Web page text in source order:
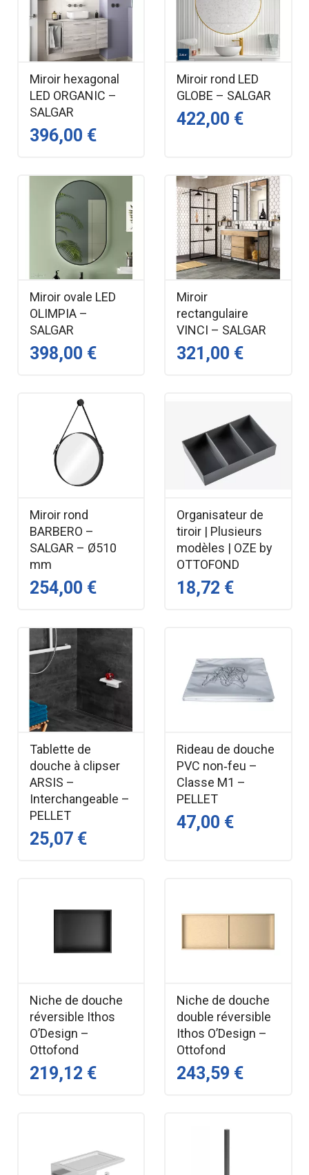
Miroir hexagonal
LED ORGANIC –
SALGAR
396,00 €
Miroir rond LED
GLOBE – SALGAR
422,00 €
Miroir ovale LED
OLIMPIA –
SALGAR
398,00 €
Miroir
rectangulaire
VINCI – SALGAR
321,00 €
Miroir rond
BARBERO –
SALGAR – Ø510
mm
254,00 €
Organisateur de
tiroir | Plusieurs
modèles | OZE by
OTTOFOND
18,72 €
Tablette de
douche à clipser
ARSIS –
Interchangeable –
PELLET
25,07 €
Rideau de douche
PVC non‑feu –
Classe M1 –
PELLET
47,00 €
Niche de douche
réversible Ithos
O’Design –
Ottofond
219,12 €
Niche de douche
double réversible
Ithos O’Design –
Ottofond
243,59 €